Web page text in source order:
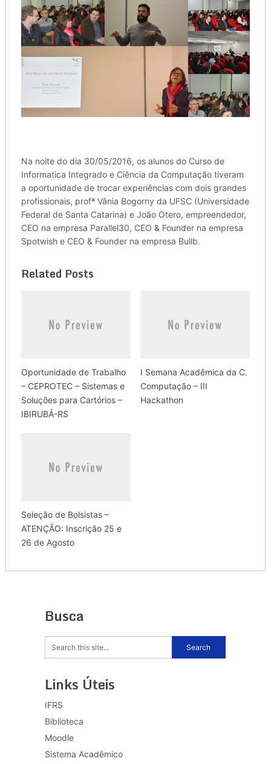
Na noite do dia 30/05/2016, os alunos do Curso de
Informatica Integrado e Ciência da Computação tiveram
a oportunidade de trocar experiências com dois grandes
profissionais, profª Vânia Bogorny da UFSC (Universidade
Federal de Santa Catarina) e João Otero, empreendedor,
CEO na empresa Parallel30, CEO & Founder na empresa
Spotwish e CEO & Founder na empresa Bullb.
Related Posts
Oportunidade de Trabalho
– CEPROTEC – Sistemas e
Soluções para Cartórios –
IBIRUBÁ-RS
I Semana Acadêmica da C.
Computação – III
Hackathon
Seleção de Bolsistas –
ATENÇÃO: Inscrição 25 e
26 de Agosto
Busca
Links Úteis
IFRS
Biblioteca
Moodle
Sistema Acadêmico